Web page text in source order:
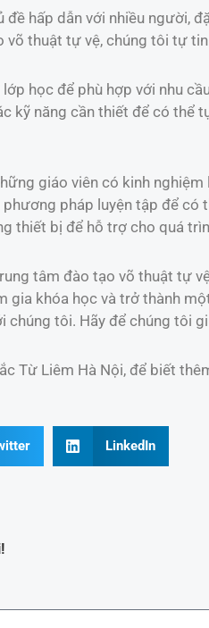
hấp dẫn với nhiều người,
thuật tự vệ, chúng tôi tự
học để phù hợp với nhu
kỹ năng cần thiết để có
giáo viên có kinh
phương pháp luyện tập để
thiết bị để hỗ trợ cho quá
tâm đào tạo võ thuật tự
gia khóa học và trở thành
chúng tôi. Hãy để chúng tôi
Từ Liêm Hà Nội, để biết
LinkedIn